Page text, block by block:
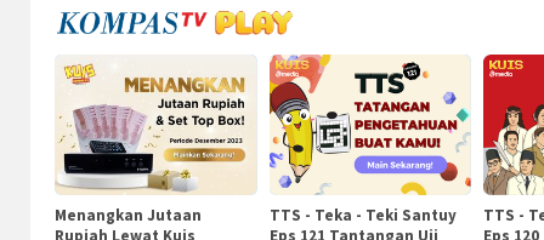
Menangkan Jutaan
Rupiah Lewat Kuis
TTS - Teka - Teki Santuy
Eps 121 Tantangan Uji
TTS -
Eps